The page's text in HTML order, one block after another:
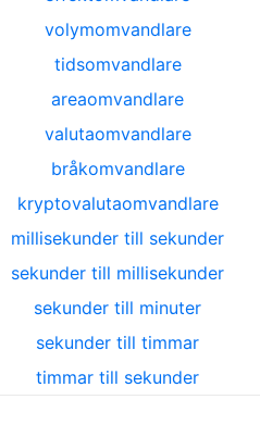
volymomvandlare
tidsomvandlare
areaomvandlare
valutaomvandlare
bråkomvandlare
kryptovalutaomvandlare
millisekunder till sekunder
sekunder till millisekunder
sekunder till minuter
sekunder till timmar
timmar till sekunder